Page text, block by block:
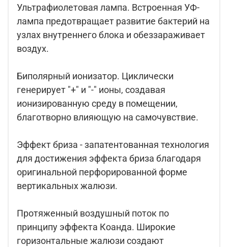
Ультрафиолетовая лампа. Встроенная УФ-
лампа предотвращает развитие бактерий на
узлах внутреннего блока и обеззараживает
воздух.
Биполярный ионизатор. Циклически
генерирует "+" и "-" ионы, создавая
ионизированную среду в помещении,
благотворно влияющую на самочувствие.
Эффект бриза - запатентованная технология
для достижения эффекта бриза благодаря
оригинальной перфорированной форме
вертикальных жалюзи.
Протяженный воздушный поток по
принципу эффекта Коанда. Широкие
горизонтальные жалюзи создают